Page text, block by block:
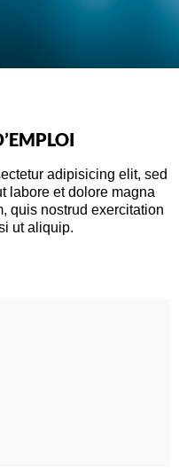
adipisicing elit, sed
labore et dolore magna
quis nostrud exercitation
ut aliquip.